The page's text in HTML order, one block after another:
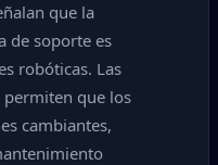
que la
de soporte es
robóticas. Las
permiten que los
cambiantes,